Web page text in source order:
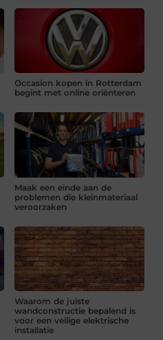
Occasion kopen in Rotterdam
begint met online oriënteren
Maak een einde aan de
problemen die kleinmateriaal
veroorzaken
Waarom de juiste
wandconstructie bepalend is
voor een veilige elektrische
installatie